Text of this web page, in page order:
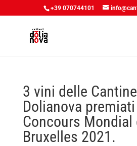
+39 070744101
3 vini delle
Dolianova premiati
Concours Mondial
Bruxelles 2021.